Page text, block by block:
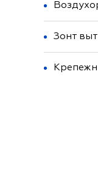
Зонт